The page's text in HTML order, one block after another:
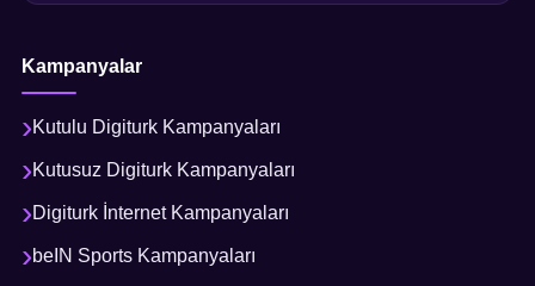
Kampanyalar
Kutulu Digiturk Kampanyaları
Kutusuz Digiturk Kampanyaları
Digiturk İnternet Kampanyaları
beIN Sports Kampanyaları